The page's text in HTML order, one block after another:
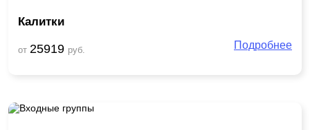
Калитки
от 25919 руб. Подробнее